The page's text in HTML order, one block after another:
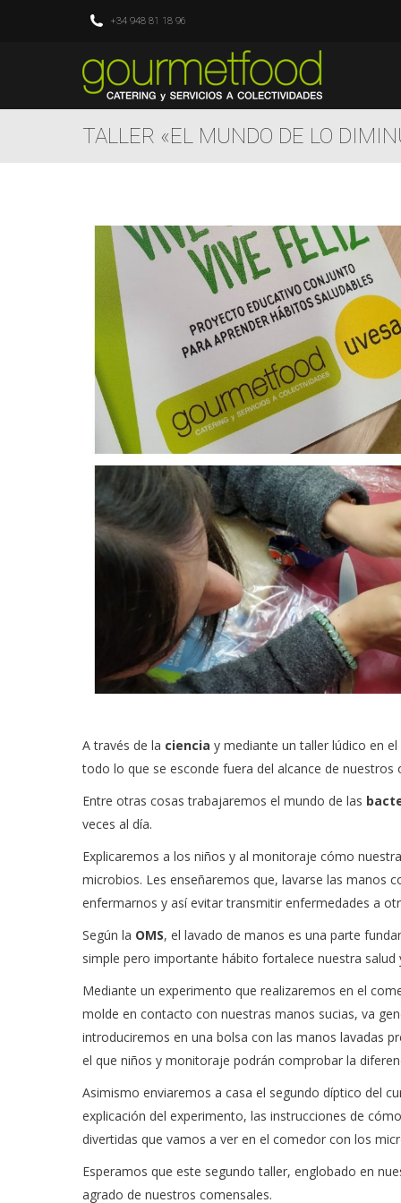
+34 948 81 18 96
TALLER «EL MUNDO DE LO
A través de la ciencia y mediante un taller lúdico en
todo lo que se esconde fuera del alcance de nuestros
Entre otras cosas trabajaremos el mundo de las
veces al día.
Explicaremos a los niños y al monitoraje cómo
microbios. Les enseñaremos que, lavarse las manos
enfermarnos y así evitar transmitir enfermedades a
Según la OMS, el lavado de manos es una parte
simple pero importante hábito fortalece nuestra salud
Mediante un experimento que realizaremos en el
molde en contacto con nuestras manos sucias, va
introduciremos en una bolsa con las manos lavadas
el que niños y monitoraje podrán comprobar la
Asimismo enviaremos a casa el segundo díptico del
explicación del experimento, las instrucciones de
divertidas que vamos a ver en el comedor con los
Esperamos que este segundo taller, englobado en
agrado de nuestros comensales.